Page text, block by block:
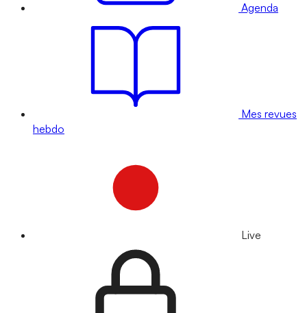
Agenda
Mes revues
hebdo
Live